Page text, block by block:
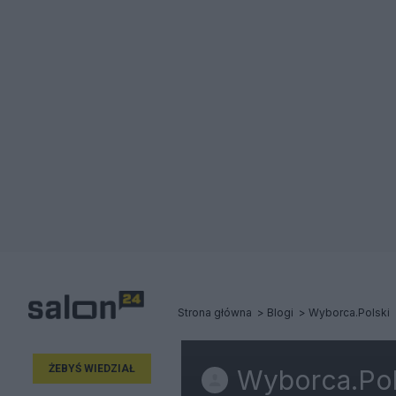
Strona główna Blogi Wyborca.Polski
ŻEBYŚ WIEDZIAŁ